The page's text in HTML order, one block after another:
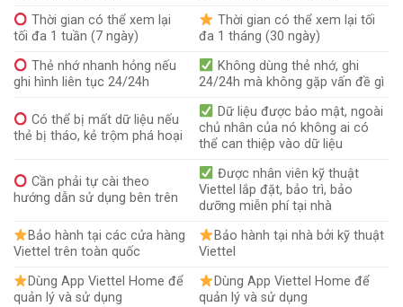
Thời gian có thể xem lại
tối đa 1 tuần (7 ngày)
Thời gian có thể xem lại tối
đa 1 tháng (30 ngày)
Thẻ nhớ nhanh hỏng nếu
ghi hình liên tục 24/24h
Không dùng thẻ nhớ, ghi
24/24h mà không gặp vấn đề gì
Có thể bị mất dữ liệu nếu
thẻ bị tháo, kẻ trộm phá hoại
Dữ liệu được bảo mật, ngoài
chủ nhân của nó không ai có
thể can thiệp vào dữ liệu
Cần phải tự cài theo
hướng dẫn sử dụng bên trên
Được nhân viên kỹ thuật
Viettel lắp đặt, bảo trì, bảo
dưỡng miễn phí tại nhà
Bảo hành tại các cửa hàng
Viettel trên toàn quốc
Bảo hành tại nhà bởi kỹ thuật
Viettel
Dùng App Viettel Home để
quản lý và sử dụng
Dùng App Viettel Home để
quản lý và sử dụng